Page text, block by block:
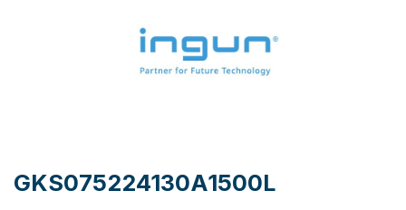
GKS075224130A1500L